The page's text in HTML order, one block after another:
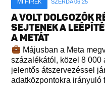
MI HÍREK SZERDA 06:25
A VOLT DOLGOZÓK
SEJTENEK A
A METÁT
Májusban a Meta
százalékától, közel 8 000
jelentős átszervezéssel
adatközpontokra irányuló